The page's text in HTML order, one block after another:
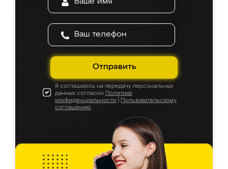
Отправить
Я соглашаюсь на передачу персональных
данных согласно Политике
конфиденциальности
Пользовательскому
соглашению